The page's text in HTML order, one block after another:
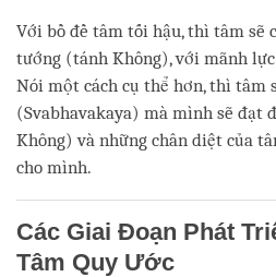
Với bồ đề tâm tối hậu, thì tâm sẽ
tướng (tánh Không), với mãnh
Nói một cách cụ thể hơn, thì tâm
(Svabhavakaya) mà mình sẽ đạt
Không) và những chân diệt của
cho mình.
Các Giai Đoạn Phát
Tâm Quy Ước